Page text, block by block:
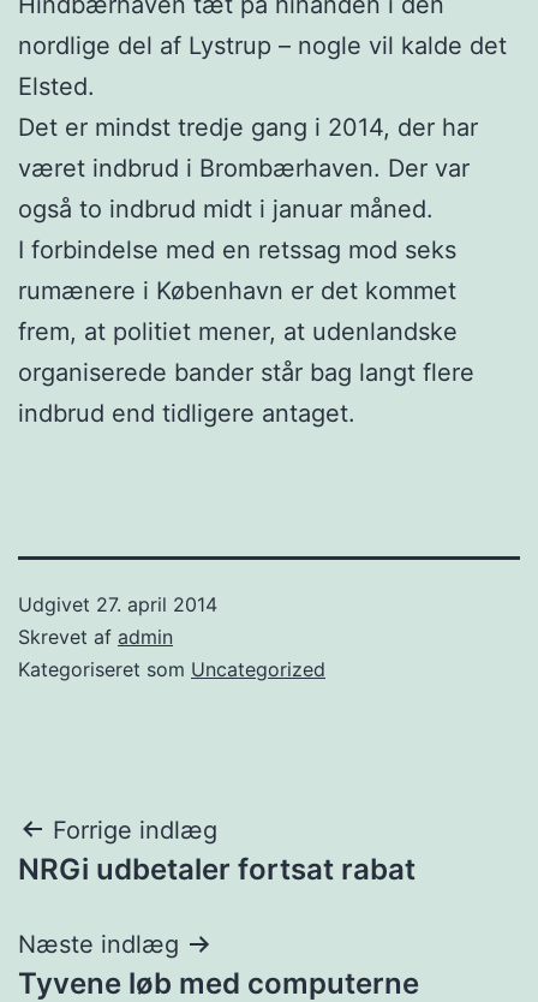
nordlige del af Lystrup – nogle vil kalde det
Elsted.
Det er mindst tredje gang i 2014, der har
været indbrud i Brombærhaven. Der var
også to indbrud midt i januar måned.
I forbindelse med en retssag mod seks
rumænere i København er det kommet
frem, at politiet mener, at udenlandske
organiserede bander står bag langt flere
indbrud end tidligere antaget.
Udgivet 27. april 2014
Skrevet af admin
Kategoriseret som Uncategorized
Indlægsnavigation
Forrige indlæg
NRGi udbetaler fortsat rabat
Næste indlæg
Tyvene løb med computerne